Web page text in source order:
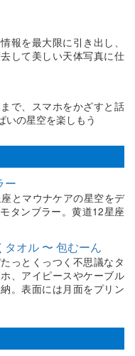
報を最大限に引き出し、
して美しい天体写真に仕
で、スマホをかざすと話
いの星空を楽しもう
ー
とマウナケアの星空をデ
タンブラー。黄道12星座
オル 〜 包むーん
っとくっつく不思議なタ
、アイピースやケーブル
。表面には月面をプリン